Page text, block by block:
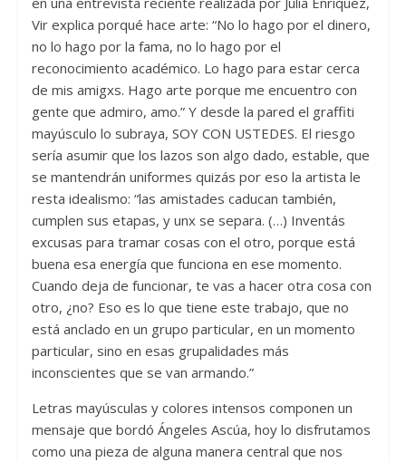
Vir explica porqué hace arte: “No lo hago por el dinero,
no lo hago por la fama, no lo hago por el
reconocimiento académico. Lo hago para estar cerca
de mis amigxs. Hago arte porque me encuentro con
gente que admiro, amo.” Y desde la pared el graffiti
mayúsculo lo subraya, SOY CON USTEDES. El riesgo
sería asumir que los lazos son algo dado, estable, que
se mantendrán uniformes quizás por eso la artista le
resta idealismo: “las amistades caducan también,
cumplen sus etapas, y unx se separa. (…) Inventás
excusas para tramar cosas con el otro, porque está
buena esa energía que funciona en ese momento.
Cuando deja de funcionar, te vas a hacer otra cosa con
otro, ¿no? Eso es lo que tiene este trabajo, que no
está anclado en un grupo particular, en un momento
particular, sino en esas grupalidades más
inconscientes que se van armando.”
Letras mayúsculas y colores intensos componen un
mensaje que bordó Ángeles Ascúa, hoy lo disfrutamos
como una pieza de alguna manera central que nos